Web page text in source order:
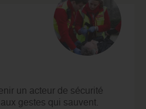
un acteur de sécurité
gestes qui sauvent.